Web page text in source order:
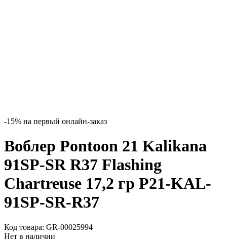
-15% на первый онлайн-заказ
Воблер Pontoon 21 Kalikana
91SP-SR R37 Flashing
Chartreuse 17,2 гр P21-KAL-
91SP-SR-R37
Код товара: GR-00025994
Нет в наличии